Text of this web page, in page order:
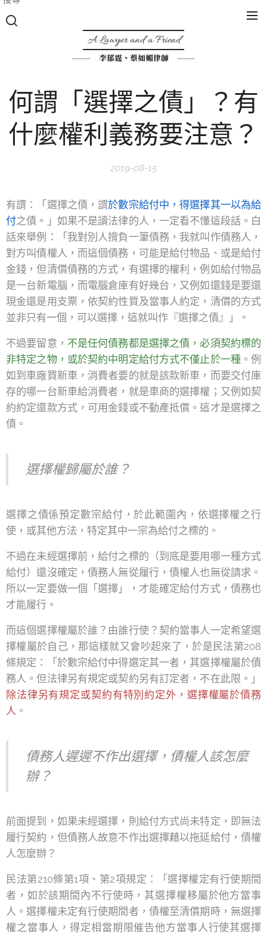
A Lawyer and a Friend
李郁霆、蔡如媚律師
何謂「選擇之債」？有
什麼權利義務要注意？
2019-08-15
有謂：「選擇之債，謂於數宗給付中，得選擇其一以為給
付之債。」如果不是讀法律的人，一定看不懂這段話。白
話來舉例：「我對別人揹負一筆債務，我就叫作債務人，
對方叫債權人，而這個債務，可能是給付物品、或是給付
金錢，但清償債務的方式，有選擇的權利，例如給付物品
是一台新電腦，而電腦倉庫有好幾台，又例如還錢是要還
現金還是用支票，依契約性質及當事人約定，清償的方式
並非只有一個，可以選擇，這就叫作『選擇之債』」。
不過要留意， 不是任何債務都是選擇之債，必須契約標的
非特定之物，或於契約中明定給付方式不僅止於一種。例
如到車廠買新車，消費者要的就是該款新車，而要交付庫
存的哪一台新車給消費者，就是車商的選擇權；又例如契
約約定還款方式，可用金錢或不動產抵償。這才是選擇之
債。
選擇權歸屬於誰？
選擇之債係預定數宗給付，於此範圍內，依選擇權之行
使，或其他方法，特定其中一宗為給付之標的。
不過在未經選擇前，給付之標的（到底是要用哪一種方式
給付）還沒確定，債務人無從履行，債權人也無從請求。
所以一定要做一個「選擇」，才能確定給付方式，債務也
才能履行。
而這個選擇權屬於誰？由誰行使？契約當事人一定希望選
擇權屬於自己，那這樣就又會吵起來了，於是民法第208
條規定：「於數宗給付中得選定其一者，其選擇權屬於債
務人。但法律另有規定或契約另有訂定者，不在此限。」
除法律另有規定或契約有特別約定外，選擇權屬於債務
人 。
債務人遲遲不作出選擇，債權人該怎麼
辦？
前面提到，如果未經選擇，則給付方式尚未特定，即無法
履行契約，但債務人故意不作出選擇藉以拖延給付，債權
人怎麼辦？
民法第210條第1項、第2項規定：「選擇權定有行使期間
者，如於該期間內不行使時，其選擇權移屬於他方當事
人。選擇權未定有行使期間者，債權至清償期時，無選擇
權之當事人，得定相當期限催告他方當事人行使其選擇